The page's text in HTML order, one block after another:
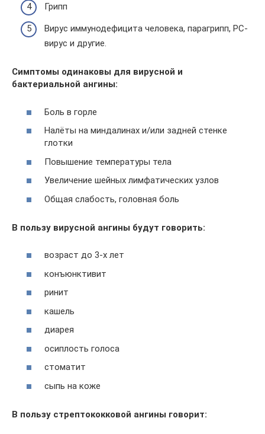
Грипп
Вирус иммунодефицита человека, парагрипп, РС-
вирус и другие.
Симптомы одинаковы для вирусной и
бактериальной ангины:
Боль в горле
Налёты на миндалинах и/или задней стенке
глотки
Повышение температуры тела
Увеличение шейных лимфатических узлов
Общая слабость, головная боль
В пользу вирусной ангины будут говорить:
возраст до 3-х лет
конъюнктивит
ринит
кашель
диарея
осиплость голоса
стоматит
сыпь на коже
В пользу стрептококковой ангины говорит: